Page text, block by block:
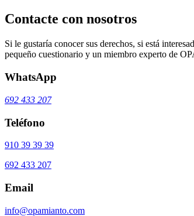
Contacte con nosotros
Si le gustaría conocer sus derechos, si está
pequeño cuestionario y un miembro experto de
WhatsApp
692 433 207
Teléfono
910 39 39 39
692 433 207
Email
info@opamianto.com